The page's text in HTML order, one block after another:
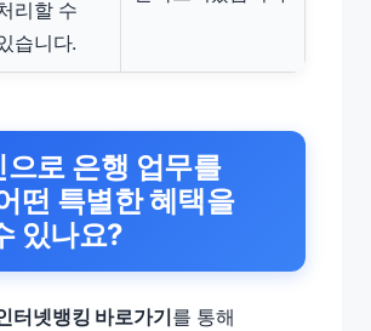
리할 수
습니다.
으로 은행 업무를
떤 특별한 혜택을
있나요?
터넷뱅킹 바로가기를 통해